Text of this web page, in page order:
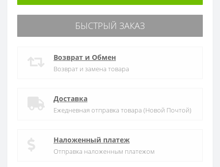
БЫСТРЫЙ ЗАКАЗ
Возврат и Обмен
Возврат и замена товара
Доставка
Ежедневная отправка товара (Новой Почтой)
Наложенный платеж
Отправка наложенным платежом